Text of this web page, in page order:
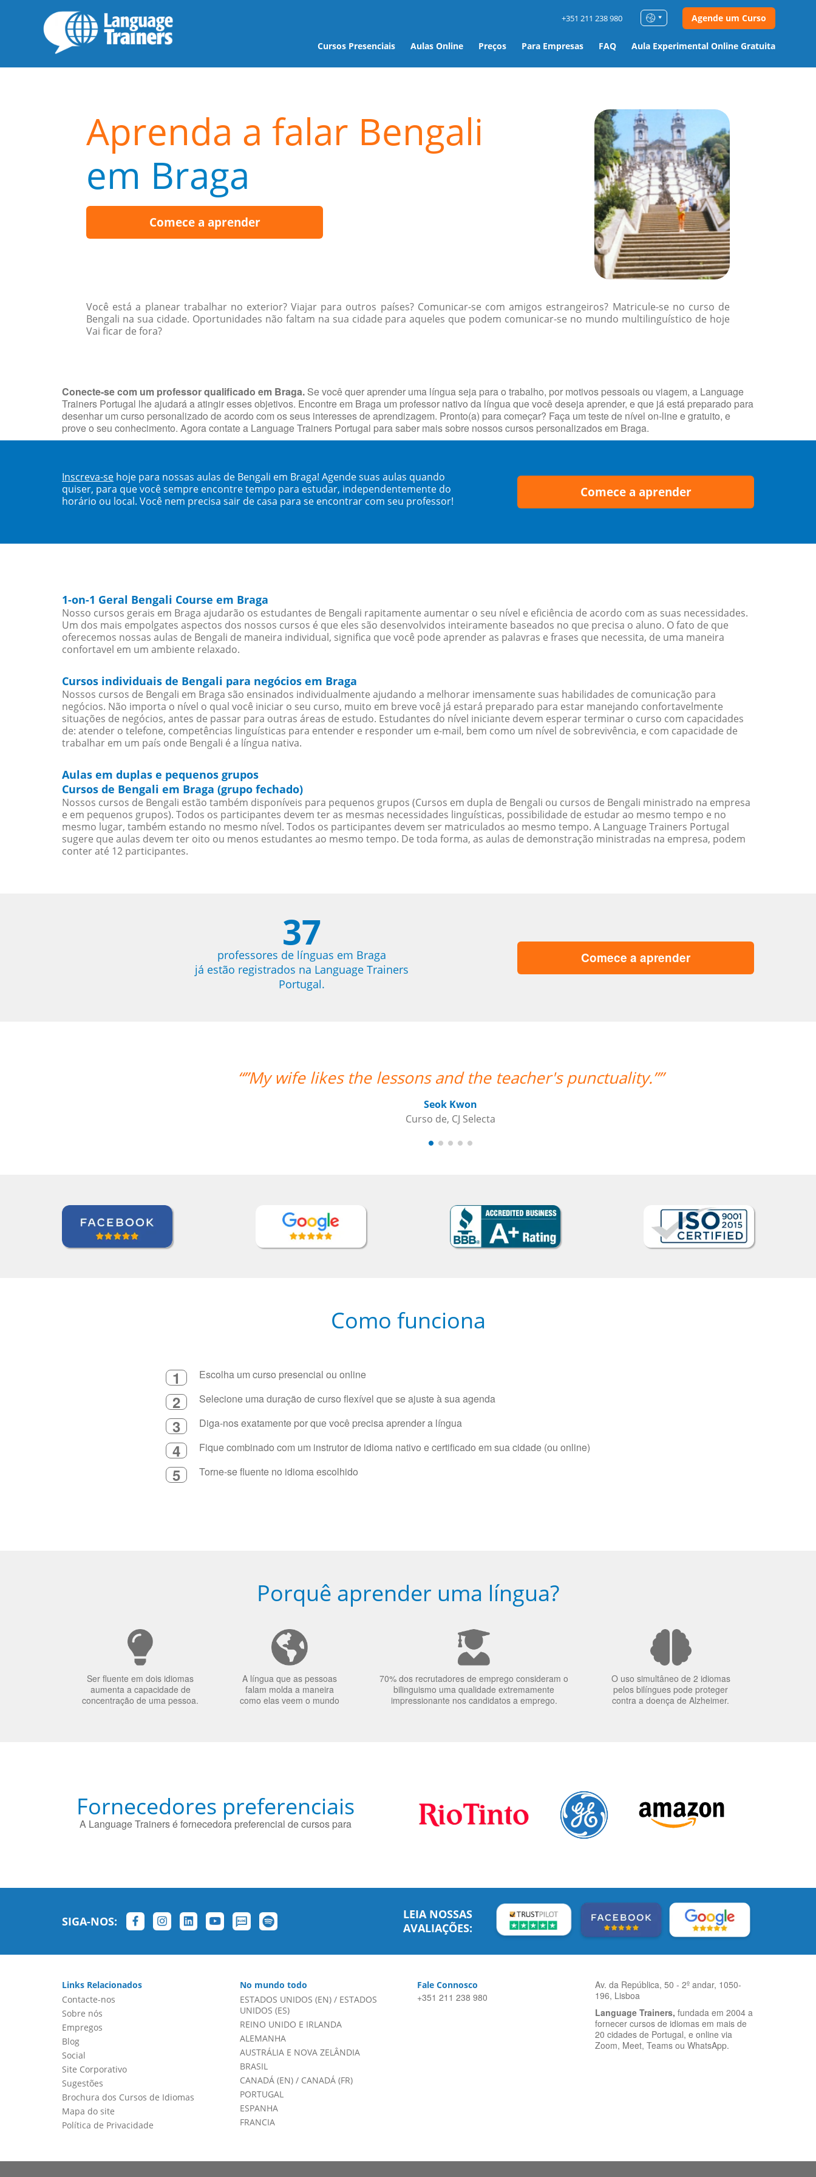
Cursos Presenciais Aulas Online Preços Para Empresas FAQ Aula Experimental Online Gratuita
+351 211 238 980 Agende um Curso
Aprenda a falar Bengali
em Braga
Comece a aprender
Você está a planear trabalhar no exterior? Viajar para outros países? Comunicar-se com amigos estrangeiros? Matricule-se no curso de
Bengali na sua cidade. Oportunidades não faltam na sua cidade para aqueles que podem comunicar-se no mundo multilinguístico de hoje
Vai ficar de fora?
Conecte-se com um professor qualificado em Braga. Se você quer aprender uma língua seja para o trabalho, por motivos pessoais ou viagem, a Language
Trainers Portugal lhe ajudará a atingir esses objetivos. Encontre em Braga um professor nativo da língua que você deseja aprender, e que já está preparado para
desenhar um curso personalizado de acordo com os seus interesses de aprendizagem. Pronto(a) para começar? Faça um teste de nível on-line e gratuito, e
prove o seu conhecimento. Agora contate a Language Trainers Portugal para saber mais sobre nossos cursos personalizados em Braga.
Inscreva-se hoje para nossas aulas de Bengali em Braga! Agende suas aulas quando
quiser, para que você sempre encontre tempo para estudar, independentemente do
horário ou local. Você nem precisa sair de casa para se encontrar com seu professor!
Comece a aprender
1-on-1 Geral Bengali Course em Braga
Nosso cursos gerais em Braga ajudarão os estudantes de Bengali rapitamente aumentar o seu nível e eficiência de acordo com as suas necessidades.
Um dos mais empolgates aspectos dos nossos cursos é que eles são desenvolvidos inteiramente baseados no que precisa o aluno. O fato de que
oferecemos nossas aulas de Bengali de maneira individual, significa que você pode aprender as palavras e frases que necessita, de uma maneira
confortavel em um ambiente relaxado.
Cursos individuais de Bengali para negócios em Braga
Nossos cursos de Bengali em Braga são ensinados individualmente ajudando a melhorar imensamente suas habilidades de comunicação para
negócios. Não importa o nível o qual você iniciar o seu curso, muito em breve você já estará preparado para estar manejando confortavelmente
situações de negócios, antes de passar para outras áreas de estudo. Estudantes do nível iniciante devem esperar terminar o curso com capacidades
de: atender o telefone, competências linguísticas para entender e responder um e-mail, bem como um nível de sobrevivência, e com capacidade de
trabalhar em um país onde Bengali é a língua nativa.
Aulas em duplas e pequenos grupos
Cursos de Bengali em Braga (grupo fechado)
Nossos cursos de Bengali estão também disponíveis para pequenos grupos (Cursos em dupla de Bengali ou cursos de Bengali ministrado na empresa
e em pequenos grupos). Todos os participantes devem ter as mesmas necessidades linguísticas, possibilidade de estudar ao mesmo tempo e no
mesmo lugar, também estando no mesmo nível. Todos os participantes devem ser matriculados ao mesmo tempo. A Language Trainers Portugal
sugere que aulas devem ter oito ou menos estudantes ao mesmo tempo. De toda forma, as aulas de demonstração ministradas na empresa, podem
conter até 12 participantes.
37
professores de línguas em Braga
já estão registrados na Language Trainers
Portugal.
Comece a aprender
“”My wife likes the lessons and the teacher's punctuality.””
Seok Kwon
Curso de, CJ Selecta
Como funciona
1 Escolha um curso presencial ou online
2 Selecione uma duração de curso flexível que se ajuste à sua agenda
3 Diga-nos exatamente por que você precisa aprender a língua
4 Fique combinado com um instrutor de idioma nativo e certificado em sua cidade (ou online)
5 Torne-se fluente no idioma escolhido
Porquê aprender uma língua?
Ser fluente em dois idiomas
aumenta a capacidade de
concentração de uma pessoa.
A língua que as pessoas
falam molda a maneira
como elas veem o mundo
70% dos recrutadores de emprego consideram o
bilinguismo uma qualidade extremamente
impressionante nos candidatos a emprego.
O uso simultâneo de 2 idiomas
pelos bilíngues pode proteger
contra a doença de Alzheimer.
Fornecedores preferenciais
A Language Trainers é fornecedora preferencial de cursos para
SIGA-NOS:
LEIA NOSSAS
AVALIAÇÕES:
Links Relacionados
Contacte-nos
Sobre nós
Empregos
Blog
Social
Site Corporativo
Sugestões
Brochura dos Cursos de Idiomas
Mapa do site
Política de Privacidade
No mundo todo
ESTADOS UNIDOS (EN)/ ESTADOS
UNIDOS (ES)
REINO UNIDO E IRLANDA
ALEMANHA
AUSTRÁLIA E NOVA ZELÂNDIA
BRASIL
CANADÁ (EN)/ CANADÁ (FR)
PORTUGAL
ESPANHA
FRANCIA
Fale Connosco
+351 211 238 980
Av. da República, 50 - 2º andar, 1050-
196, Lisboa
Language Trainers, fundada em 2004 a
fornecer cursos de idiomas em mais de
20 cidades de Portugal, e online via
Zoom, Meet, Teams ou WhatsApp.